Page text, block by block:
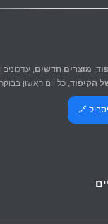
מוצרים חדשים ,
הקיפוד , כל יום ראשון
🔗